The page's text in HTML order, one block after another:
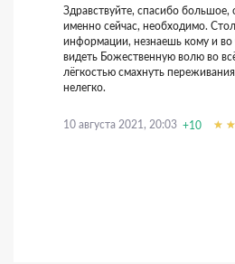
Здравствуйте, спасибо большое,
именно сейчас, необходимо.
информации, незнаешь кому и во
видеть Божественную волю во
лёгкостью смахнуть
нелегко.
10 августа 2021, 20:03 +10